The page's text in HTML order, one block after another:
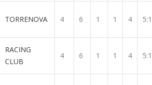
TORRENOVA 4 6 1 1 4
RACING
CLUB
4 6 1 1 4